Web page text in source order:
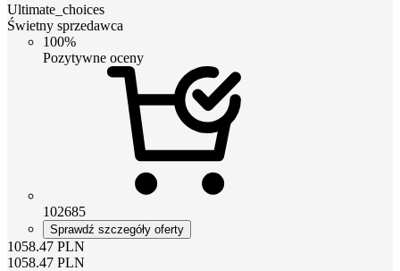
Ultimate_choices
Świetny sprzedawca
100%
Pozytywne oceny
102685
Sprawdź szczegóły oferty
1058.47 PLN
1058.47 PLN